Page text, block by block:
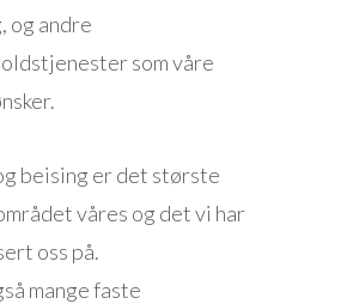
og andre
som våre
beising er det største
våres og det vi har
oss på.
mange faste